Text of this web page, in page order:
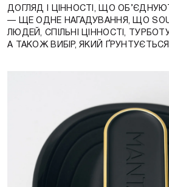
ДОГЛЯД І ЦІННОСТІ, ЩО
— ЩЕ ОДНЕ НАГАДУВАННЯ, ЩО
ЛЮДЕЙ, СПІЛЬНІ ЦІННОСТІ,
А ТАКОЖ ВИБІР, ЯКИЙ ҐРУНТУЄТЬСЯ